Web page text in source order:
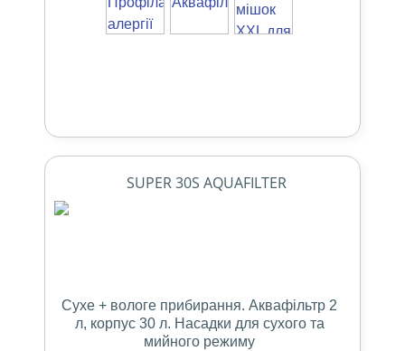
SUPER 30S AQUAFILTER
Сухе + вологе прибирання. Аквафільтр 2
л, корпус 30 л. Насадки для cухого та
мийного режиму